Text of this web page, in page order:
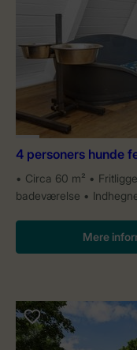
4 personers hunde
Circa 60 m²
badeværelse
Mere